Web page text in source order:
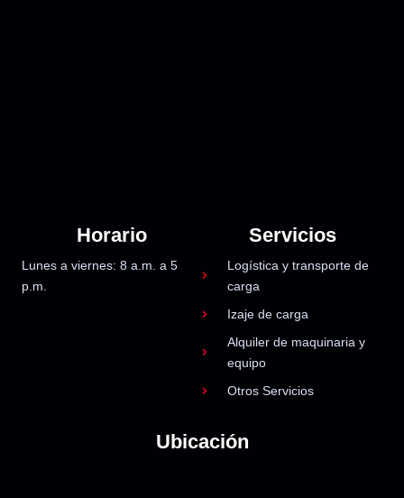
Horario
Lunes a viernes: 8 a.m. a 5
p.m.
Servicios
Logística y transporte de
carga
Izaje de carga
Alquiler de maquinaria y
equipo
Otros Servicios
Ubicación